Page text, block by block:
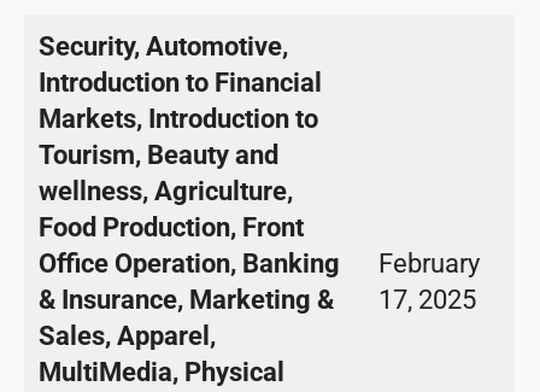
Security, Automotive,
Introduction to Financial
Markets, Introduction to
Tourism, Beauty and
wellness, Agriculture,
Food Production, Front
Office Operation, Banking
& Insurance, Marketing &
Sales, Apparel,
MultiMedia, Physical
February
17, 2025